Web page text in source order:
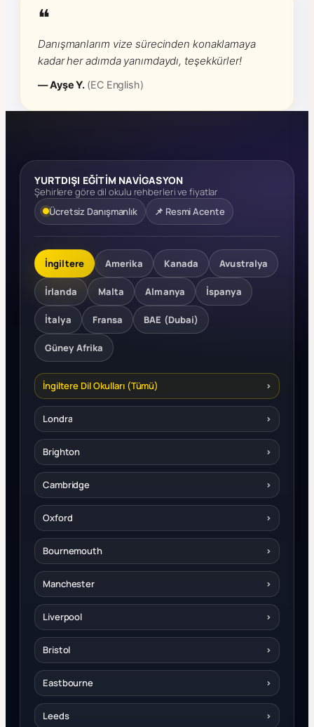
❝
Danışmanlarım vize sürecinden konaklamaya
kadar her adımda yanımdaydı, teşekkürler!
— Ayşe Y. (EC English)
YURTDIŞI EĞİTİM NAVİGASYON
Şehirlere göre dil okulu rehberleri ve fiyatlar
Ücretsiz Danışmanlık
📌 Resmi Acente
İngiltere Amerika Kanada Avustralya
İrlanda Malta Almanya İspanya
İtalya Fransa BAE (Dubai)
Güney Afrika
İngiltere Dil Okulları (Tümü) ›
Londra ›
Brighton ›
Cambridge ›
Oxford ›
Bournemouth ›
Manchester ›
Liverpool ›
Bristol ›
Eastbourne ›
Leeds ›